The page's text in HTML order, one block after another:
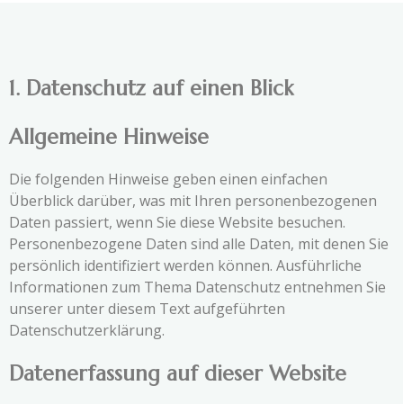
1. Datenschutz auf einen Blick
Allgemeine Hinweise
Die folgenden Hinweise geben einen einfachen
Überblick darüber, was mit Ihren personenbezogenen
Daten passiert, wenn Sie diese Website besuchen.
Personenbezogene Daten sind alle Daten, mit denen Sie
persönlich identifiziert werden können. Ausführliche
Informationen zum Thema Datenschutz entnehmen Sie
unserer unter diesem Text aufgeführten
Datenschutzerklärung.
Datenerfassung auf dieser Website